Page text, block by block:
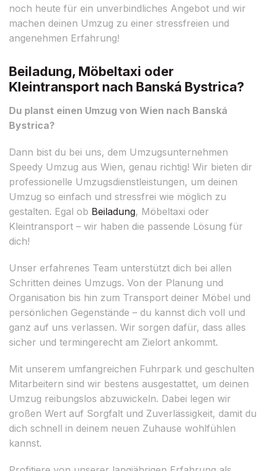
noch heute für ein unverbindliches Angebot und wir
machen deinen Umzug zu einer stressfreien und
angenehmen Erfahrung!
Beiladung, Möbeltaxi oder
Kleintransport nach Banská Bystrica?
Du planst einen Umzug von Wien nach Banská
Bystrica?
Dann bist du bei uns, dem Umzugsunternehmen
Speedy Umzug aus Wien, genau richtig! Wir bieten dir
professionelle Umzugsdienstleistungen, um deinen
Umzug so einfach und stressfrei wie möglich zu
gestalten. Egal ob Beiladung, Möbeltaxi oder
Kleintransport – wir haben die passende Lösung für
dich!
Unser erfahrenes Team unterstützt dich bei allen
Schritten deines Umzugs. Von der Planung und
Organisation bis hin zum Transport deiner Möbel und
persönlichen Gegenstände – du kannst dich voll und
ganz auf uns verlassen. Wir sorgen dafür, dass alles
sicher und termingerecht am Zielort ankommt.
Mit unserem umfangreichen Fuhrpark und geschulten
Mitarbeitern sind wir bestens ausgestattet, um deinen
Umzug reibungslos abzuwickeln. Dabei legen wir
großen Wert auf Sorgfalt und Zuverlässigkeit, damit du
dich schnell in deinem neuen Zuhause wohlfühlen
kannst.